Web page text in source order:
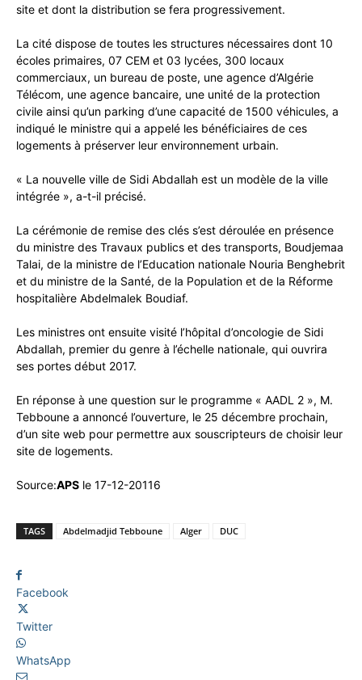
site et dont la distribution se fera progressivement.
La cité dispose de toutes les structures nécessaires dont 10
écoles primaires, 07 CEM et 03 lycées, 300 locaux
commerciaux, un bureau de poste, une agence d’Algérie
Télécom, une agence bancaire, une unité de la protection
civile ainsi qu’un parking d’une capacité de 1500 véhicules, a
indiqué le ministre qui a appelé les bénéficiaires de ces
logements à préserver leur environnement urbain.
« La nouvelle ville de Sidi Abdallah est un modèle de la ville
intégrée », a-t-il précisé.
La cérémonie de remise des clés s’est déroulée en présence
du ministre des Travaux publics et des transports, Boudjemaa
Talai, de la ministre de l’Education nationale Nouria Benghebrit
et du ministre de la Santé, de la Population et de la Réforme
hospitalière Abdelmalek Boudiaf.
Les ministres ont ensuite visité l’hôpital d’oncologie de Sidi
Abdallah, premier du genre à l’échelle nationale, qui ouvrira
ses portes début 2017.
En réponse à une question sur le programme « AADL 2 », M.
Tebboune a annoncé l’ouverture, le 25 décembre prochain,
d’un site web pour permettre aux souscripteurs de choisir leur
site de logements.
Source:APS le 17-12-20116
TAGS Abdelmadjid Tebboune Alger DUC
Facebook
Twitter
WhatsApp